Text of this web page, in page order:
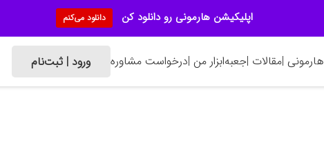
هارمونی |مقالات |جعبه‌ابزار من |درخواست مشاوره ورود | ثبت‌نام
اپلیکیشن هارمونی رو دانلود کن دانلود می‌کنم